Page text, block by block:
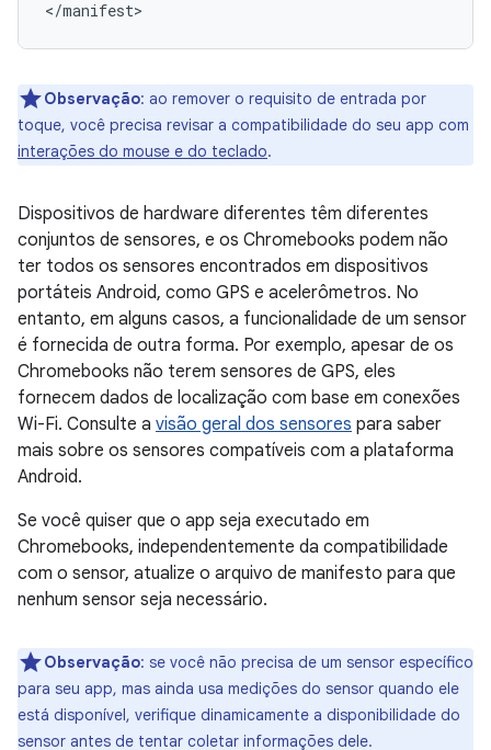
Observação: ao remover o requisito de entrada por
toque, você precisa revisar a compatibilidade do seu app com
interações do mouse e do teclado.
Dispositivos de hardware diferentes têm diferentes
conjuntos de sensores, e os Chromebooks podem não
ter todos os sensores encontrados em dispositivos
portáteis Android, como GPS e acelerômetros. No
entanto, em alguns casos, a funcionalidade de um sensor
é fornecida de outra forma. Por exemplo, apesar de os
Chromebooks não terem sensores de GPS, eles
fornecem dados de localização com base em conexões
Wi-Fi. Consulte a visão geral dos sensores para saber
mais sobre os sensores compatíveis com a plataforma
Android.
Se você quiser que o app seja executado em
Chromebooks, independentemente da compatibilidade
com o sensor, atualize o arquivo de manifesto para que
nenhum sensor seja necessário.
Observação: se você não precisa de um sensor específico
para seu app, mas ainda usa medições do sensor quando ele
está disponível, verifique dinamicamente a disponibilidade do
sensor antes de tentar coletar informações dele.